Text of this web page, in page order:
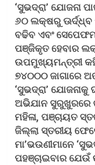
‘ସୁଭଦ୍ରା’ ଯୋଜନା
୬୦ ଲକ୍ଷରୁ ଊର୍ଦ୍ଧ୍ବ
ବଢିବ ଏବଂ
ପଞ୍ଜିକୃତ ହେବାର
ଉପମୁଖ୍ୟମନ୍ତ୍ରୀ
୭୪୦୦୦ ଜାଗାରେ
‘ସୁଭଦ୍ରା’
ଅଭିଯାନ ସୁରୁଖୁରରେ
ମହିଳା, ପଞ୍ଚାୟତ
ଜିଲ୍ଲା ସ୍ତରୀୟ
ମା’ଭଉଣୀମାନେ
ପହଞ୍ଚାଇବାର ଯେଉଁ